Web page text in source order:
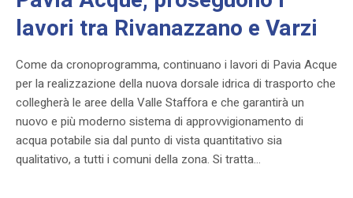
lavori tra Rivanazzano e Varzi
Come da cronoprogramma, continuano i lavori di Pavia Acque
per la realizzazione della nuova dorsale idrica di trasporto che
collegherà le aree della Valle Staffora e che garantirà un
nuovo e più moderno sistema di approvvigionamento di
acqua potabile sia dal punto di vista quantitativo sia
qualitativo, a tutti i comuni della zona. Si tratta...